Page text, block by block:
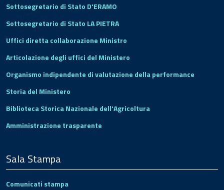
Sottosegretario di Stato D'ERAMO
Sottosegretario di Stato LA PIETRA
Uffici diretta collaborazione Ministro
Articolazione degli uffici del Ministero
Organismo indipendente di valutazione della performance
Storia del Ministero
Biblioteca Storica Nazionale dell'Agricoltura
Amministrazione trasparente
Sala Stampa
Comunicati stampa